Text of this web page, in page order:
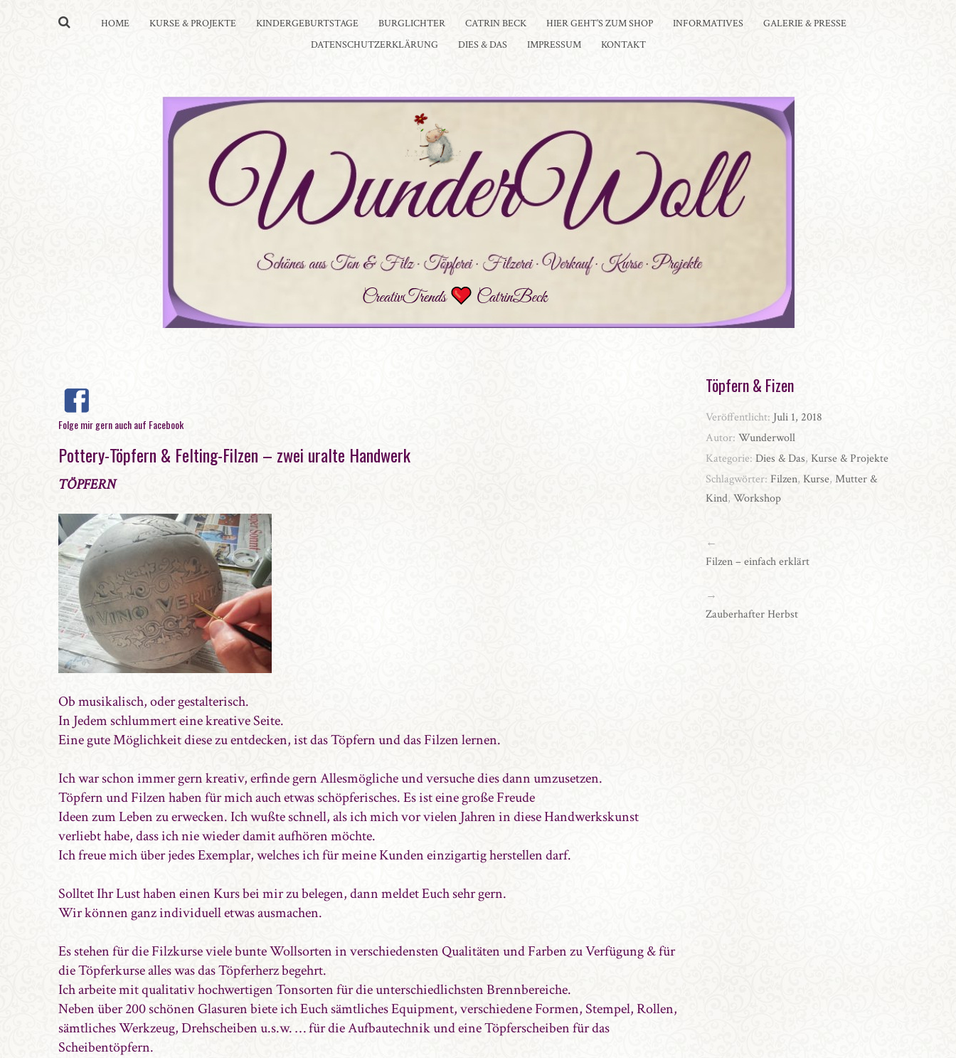
HOME KURSE & PROJEKTE KINDERGEBURTSTAGE BURGLICHTER CATRIN BECK HIER GEHT’S ZUM SHOP INFORMATIVES
GALERIE & PRESSE
DATENSCHUTZERKLÄRUNG
DIES & DAS IMPRESSUM KONTAKT
Folge mir gern auch auf Facebook
Pottery-Töpfern & Felting-Filzen – zwei uralte Handwerk
TÖPFERN
Ob musikalisch, oder gestalterisch.
In Jedem schlummert eine kreative Seite.
Eine gute Möglichkeit diese zu entdecken, ist das Töpfern und das Filzen lernen.
Ich war schon immer gern kreativ, erfinde gern Allesmögliche und versuche dies dann umzusetzen.
Töpfern und Filzen haben für mich auch etwas schöpferisches. Es ist eine große Freude
Ideen zum Leben zu erwecken. Ich wußte schnell, als ich mich vor vielen Jahren in diese Handwerkskunst
verliebt habe, dass ich nie wieder damit aufhören möchte.
Ich freue mich über jedes Exemplar, welches ich für meine Kunden einzigartig herstellen darf.
Solltet Ihr Lust haben einen Kurs bei mir zu belegen, dann meldet Euch sehr gern.
Wir können ganz individuell etwas ausmachen.
Es stehen für die Filzkurse viele bunte Wollsorten in verschiedensten Qualitäten und Farben zu Verfügung & für
die Töpferkurse alles was das Töpferherz begehrt.
Ich arbeite mit qualitativ hochwertigen Tonsorten für die unterschiedlichsten Brennbereiche.
Neben über 200 schönen Glasuren biete ich Euch sämtliches Equipment, verschiedene Formen, Stempel, Rollen,
sämtliches Werkzeug, Drehscheiben u.s.w. … für die Aufbautechnik und eine Töpferscheiben für das
Scheibentöpfern.
Töpfern & Fizen
Veröffentlicht: Juli 1, 2018
Autor:Wunderwoll
Kategorie:Dies & Das, Kurse & Projekte
Schlagwörter:Filzen, Kurse,Mutter &
Kind,Workshop
←
Filzen – einfach erklärt
→
Zauberhafter Herbst